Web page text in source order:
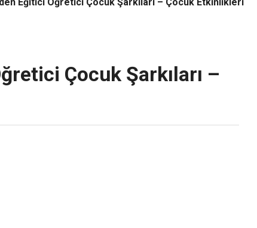
Çocuk Şarkıları –